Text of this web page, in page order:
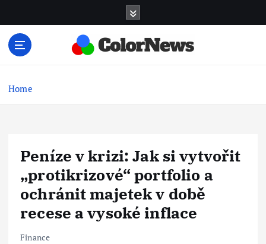
o
Home
Peníze v krizi: Jak si vytvořit
„protikrizové“ portfolio a
ochránit majetek v době
recese a vysoké inflace
Finance